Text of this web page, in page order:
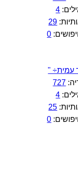
4
29
0
עמית÷ "
727
4
25
0